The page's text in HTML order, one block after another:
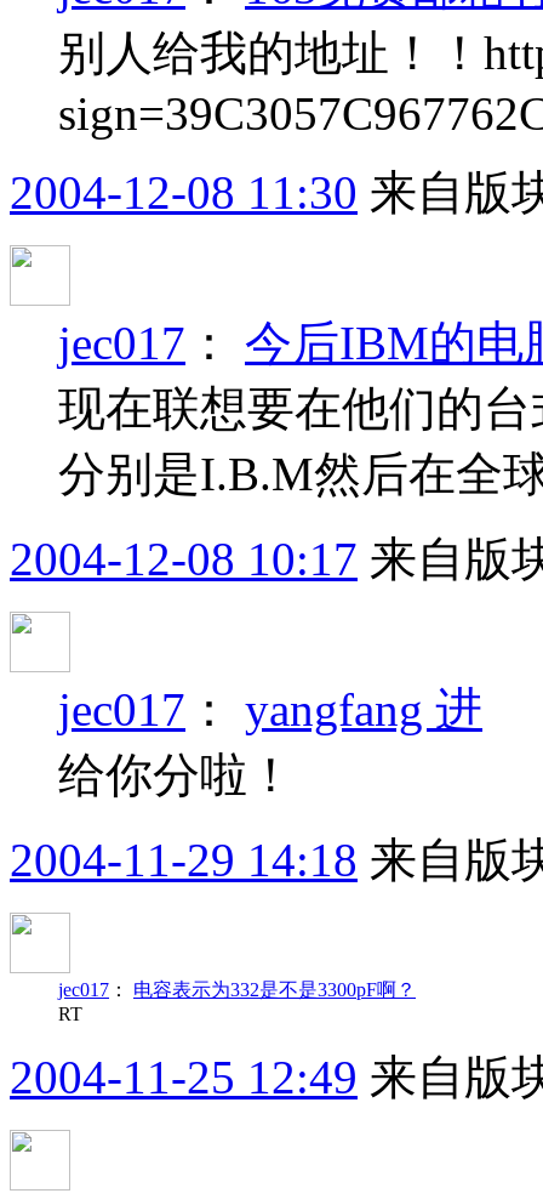
别人给我的地址！！
2004-12-08 11:30 来自版
jec017 ： 今后IBM的电
现在联想要在他们的
分别是I.B.M然后在全
2004-12-08 10:17 来自版
jec017 ： yangfang 进
给你分啦！
2004-11-29 14:18 来自版
jec017 ： 电容表示为332是不是3300pF啊？
RT
2004-11-25 12:49 来自版